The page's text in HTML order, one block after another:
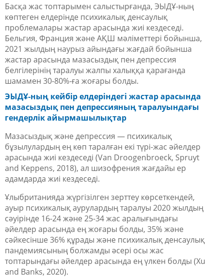
Басқа жас топтарымен салыстырғанда, ЭЫДҰ-ның
көптеген елдерінде психикалық денсаулық
проблемалары жастар арасында жиі кездеседі.
Бельгия, Франция және АҚШ мәліметтері бойынша,
2021 жылдың наурыз айындағы жағдай бойынша
жастар арасында мазасыздық пен депрессия
белгілерінің таралуы жалпы халыққа қарағанда
шамамен 30-80%-ға жоғары болды.
ЭЫДҰ-ның кейбір елдеріндегі жастар арасында
мазасыздық пен депрессияның таралуындағы
гендерлік айырмашылықтар
Мазасыздық және депрессия — психикалық
бұзылулардың ең көп таралған екі түрі-жас әйелдер
арасында жиі кездеседі (Van Droogenbroeck, Spruyt
and Keppens, 2018), ал шизофрения жағдайы ер
адамдарда жиі кездеседі.
Ұлыбританияда жүргізілген зерттеу көрсеткендей,
ауыр психикалық аурулардың таралуы 2020 жылдың
сәуірінде 16-24 және 25-34 жас аралығындағы
әйелдер арасында ең жоғары болды, 35% және
сәйкесінше 36% құрады және психикалық денсаулық
пандемиясының болжамды әсері осы жас
топтарындағы әйелдер арасында ең үлкен болды (Xu
and Banks, 2020).